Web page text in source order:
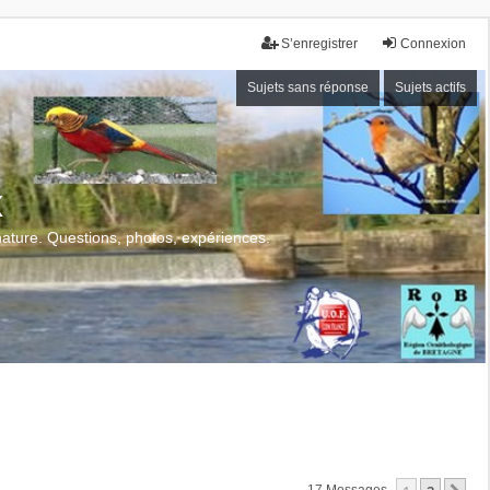
Connexion
S’enregistrer
Sujets sans réponse Sujets actifs
Questions, photos, expériences.